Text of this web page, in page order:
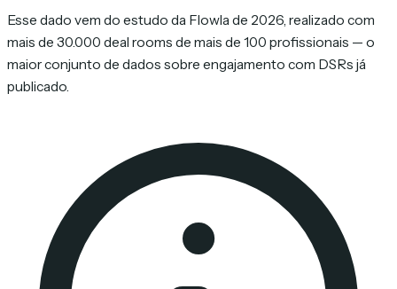
Esse dado vem do estudo da Flowla de 2026, realizado com
mais de 30.000 deal rooms de mais de 100 profissionais — o
maior conjunto de dados sobre engajamento com DSRs já
publicado.